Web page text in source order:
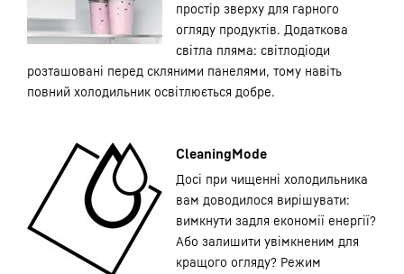
простір зверху для гарного
огляду продуктів. Додаткова
світла пляма: світлодіоди
розташовані перед скляними панелями, тому навіть
повний холодильник освітлюється добре.
CleaningMode
Досі при чищенні холодильника
вам доводилося вирішувати:
вимкнути задля економії енергії?
Або залишити увімкненим для
кращого огляду? Режим